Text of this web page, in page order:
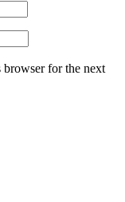
browser for the next